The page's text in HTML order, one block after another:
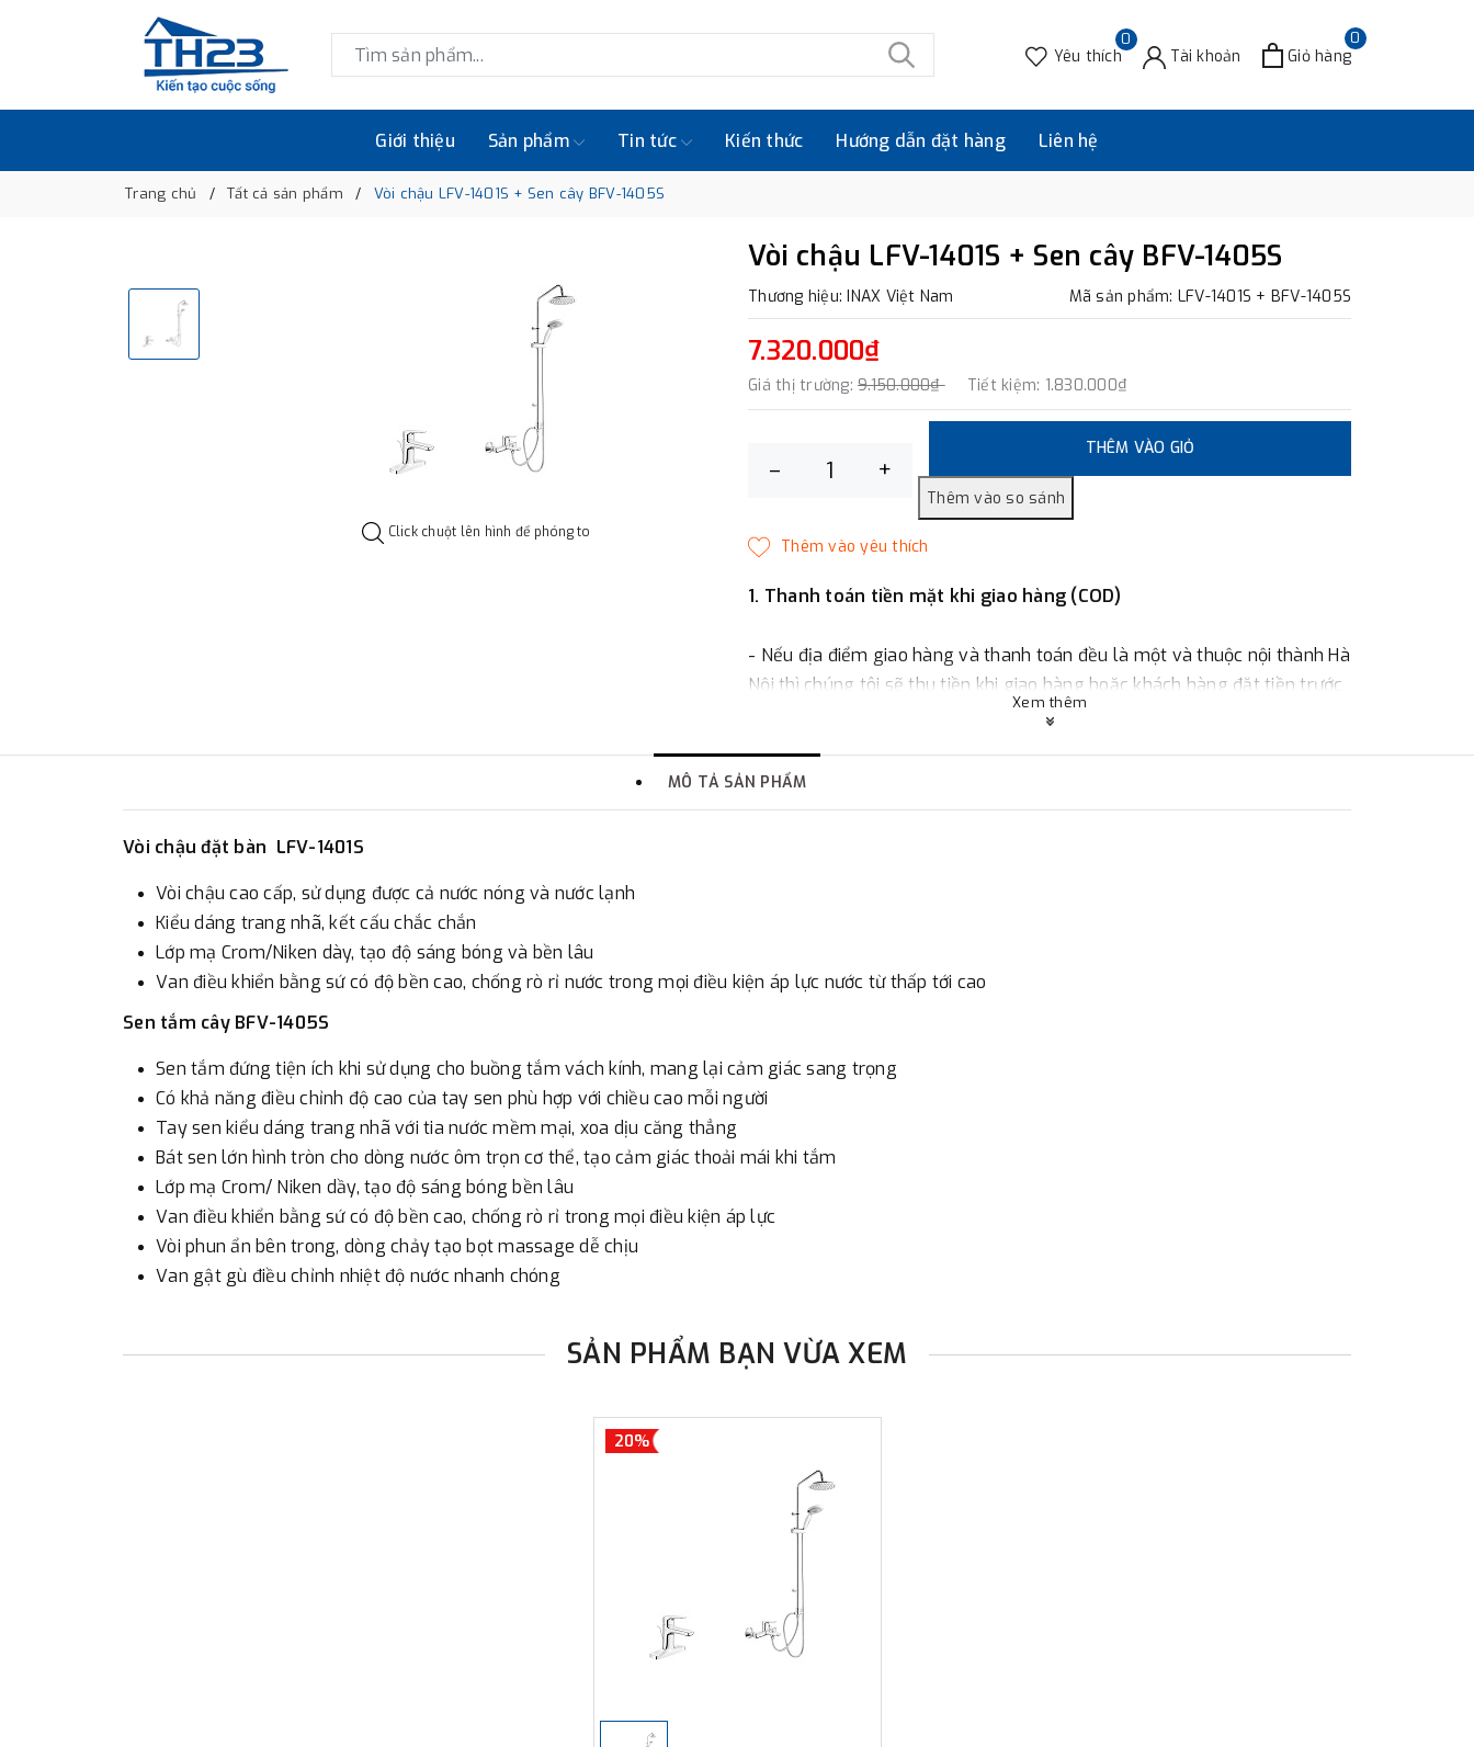
0
Yêu thích Tài khoản
0
Giỏ hàng
Giới thiệu Sản phẩm Tin tức Kiến thức Hướng dẫn đặt hàng Liên hệ
Trang chủ Tất cả sản phẩm Vòi chậu LFV-1401S + Sen cây BFV-1405S
Click chuột lên hình để phóng to
Vòi chậu LFV-1401S + Sen cây BFV-1405S
Thương hiệu: INAX Việt Nam Mã sản phẩm: LFV-1401S + BFV-1405S
7.320.000₫
Giá thị trường: 9.150.000₫ Tiết kiệm: 1.830.000₫
– +
THÊM VÀO GIỎ
1. Thanh toán tiền mặt khi giao hàng (COD)
- Nếu địa điểm giao hàng và thanh toán đều là một và thuộc nội thành Hà
Nội thì chúng tôi sẽ thu tiền khi giao hàng hoặc khách hàng đặt tiền trước
một phần giá trị đơn hàng tùy thuộc vào đơn hàng.
2. Thanh toán trực tiếp tại :
- Nếu địa điểm giao hàng khác với địa điểm thanh toán hoặc với những
bằng phương thức chuyển khoản trước khi giao hàng.
- Sau khi có thông tin xác thực đã chuyển tiền của quý khách, chúng tôi sẽ
Xem thêm
MÔ TẢ SẢN PHẨM
Vòi chậu đặt bàn LFV-1401S
Vòi chậu cao cấp, sử dụng được cả nước nóng và nước lạnh
Kiểu dáng trang nhã, kết cấu chắc chắn
Lớp mạ Crom/Niken dày, tạo độ sáng bóng và bền lâu
Van điều khiển bằng sứ có độ bền cao, chống rò rỉ nước trong mọi điều kiện áp lực nước từ thấp tới cao
Sen tắm cây BFV-1405S
Sen tắm đứng tiện ích khi sử dụng cho buồng tắm vách kính, mang lại cảm giác sang trọng
Có khả năng điều chỉnh độ cao của tay sen phù hợp với chiều cao mỗi người
Tay sen kiểu dáng trang nhã với tia nước mềm mại, xoa dịu căng thẳng
Bát sen lớn hình tròn cho dòng nước ôm trọn cơ thể, tạo cảm giác thoải mái khi tắm
Lớp mạ Crom/ Niken dầy, tạo độ sáng bóng bền lâu
Van điều khiển bằng sứ có độ bền cao, chống rò rỉ trong mọi điều kiện áp lực
Vòi phun ẩn bên trong, dòng chảy tạo bọt massage dễ chịu
Van gật gù điều chỉnh nhiệt độ nước nhanh chóng
SẢN PHẨM BẠN VỪA XEM
20%